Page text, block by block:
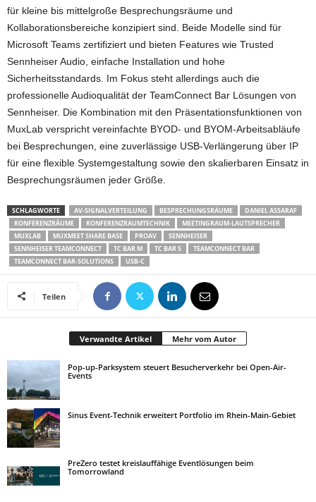
für kleine bis mittelgroße Besprechungsräume und
Kollaborationsbereiche konzipiert sind. Beide Modelle sind für
Microsoft Teams zertifiziert und bieten Features wie Trusted
Sennheiser Audio, einfache Installation und hohe
Sicherheitsstandards. Im Fokus steht allerdings auch die
professionelle Audioqualität der TeamConnect Bar Lösungen von
Sennheiser. Die Kombination mit den Präsentationsfunktionen von
MuxLab verspricht vereinfachte BYOD- und BYOM-Arbeitsabläufe
bei Besprechungen, eine zuverlässige USB-Verlängerung über IP
für eine flexible Systemgestaltung sowie den skalierbaren Einsatz in
Besprechungsräumen jeder Größe.
SCHLAGWORTE AV-SIGNALVERTEILUNG BESPRECHUNGSRÄUME
DANIEL ASSARAF
KONFERENZRÄUME
KONFERENZRAUMTECHNIK
MEETINGRAUM-LAUTSPRECHER
MUXLAB
MUXMEET SHARE BASE PROAV
SENNHEISER
SENNHEISER TEAMCONNECT
TC BAR M TC BAR S
TEAMCONNECT BAR
TEAMCONNECT BAR-SOLUTIONS
USB-C
Teilen
Verwandte Artikel Mehr vom Autor
Pop-up-Parksystem steuert Besucherverkehr bei Open-Air-
Events
Sinus Event-Technik erweitert Portfolio im Rhein-Main-Gebiet
PreZero testet kreislauffähige Eventlösungen beim
Tomorrowland